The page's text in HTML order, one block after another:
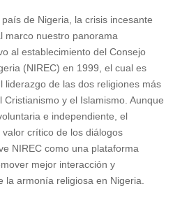
de Nigeria, la crisis incesante
marco nuestro panorama
al establecimiento del Consejo
(NIREC) en 1999, el cual es
liderazgo de las dos religiones más
y el Islamismo. Aunque
e independiente, el
crítico de los diálogos
NIREC como una plataforma
mejor interacción y
la armonía religiosa en Nigeria.